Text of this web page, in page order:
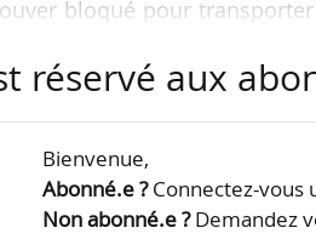
bloqué pour transporter
chez TotalEnergies
Flying whales, start-up
réservé aux
Bienvenue,
Abonné.e ?Connectez-vous
Non abonné.e ?Demandez